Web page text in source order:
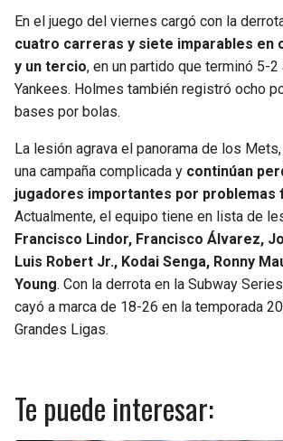
En el juego del viernes cargó con la
cuatro carreras y siete imparables en
y un tercio, en un partido que terminó 5-
Yankees. Holmes también registró ocho
bases por bolas.
La lesión agrava el panorama de los
una campaña complicada y continúan
jugadores importantes por problemas
Actualmente, el equipo tiene en lista de
Francisco Lindor, Francisco Álvarez,
Luis Robert Jr., Kodai Senga, Ronny
Young. Con la derrota en la Subway
cayó a marca de 18-26 en la temporada
Grandes Ligas.
Te puede interesar: